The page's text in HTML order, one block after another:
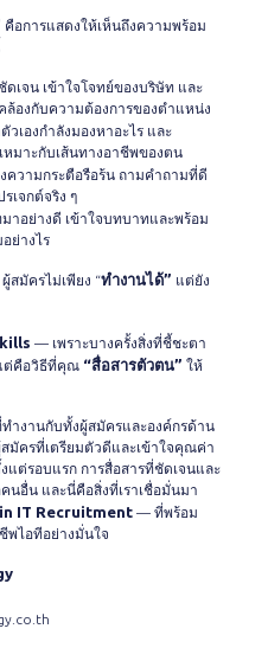
คือการแสดงให้เห็นถึงความพร้อม
ดเจน เข้าใจโจทย์ของบริษัท และ
องกับความต้องการของตำแหน่ง
วเองกำลังมองหาอะไร และ
มาะกับเส้นทางอาชีพของตน
ความกระตือรือร้น ถามคำถามที่ดี
เจกต์จริง ๆ
าอย่างดี เข้าใจบทบาทและพร้อม
ย่างไร
สมัครไม่เพียง “ทำงานได้” แต่ยัง
— เพราะบางครั้งสิ่งที่ชี้ชะตา
ต่คือวิธีที่คุณ “สื่อสารตัวตน” ให้
ำงานกับทั้งผู้สมัครและองค์กรด้าน
มัครที่เตรียมตัวดีและเข้าใจคุณค่า
แต่รอบแรก การสื่อสารที่ชัดเจนและ
อื่น และนี่คือสิ่งที่เราเชื่อมั่นมา
IT Recruitment — ที่พร้อม
พไอทีอย่างมั่นใจ